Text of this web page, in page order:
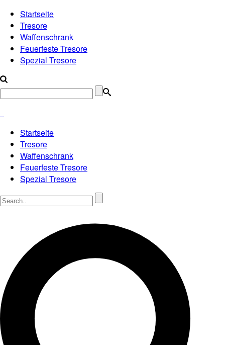
Startseite
Tresore
Waffenschrank
Feuerfeste Tresore
Spezial Tresore
Startseite
Tresore
Waffenschrank
Feuerfeste Tresore
Spezial Tresore